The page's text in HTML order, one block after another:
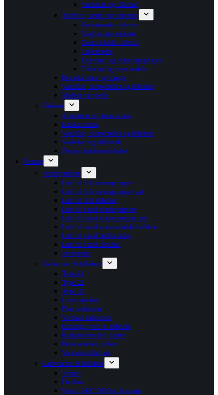
Ventilsæt og tilbehør
Toiletter, sæder og cisterner
Gulvstående toiletter
Væghængte toiletter
Douche bide toiletter
Toiletsæder
Cisterner og betjeningsplader
Tilbehør og reservedele
Brusekabiner og vægge
Vandlåse, stopventiler og tilbehør
Møbler og spejle
Køkken
Armaturer og termostater
Køkkenvaske
Vandlåse, stopventiler og tilbehør
Vaskekar og stålborde
Øvrige køkkenredskaber
Varme
Varmepumper
Luft til luft varmepumper
Luft til luft varmepumper sæt
Luft til luft tilbehør
Luft til vand varmepumper
Luft til vand varmepumper sæt
Luft til vand varmtvandsbeholdere
Luft til vand buffertanke
Luft til vand tilbehør
Jordvarme
Radiatorer & tilbehør
Type 11
Type 22
Type 33
Lavkonvektor
Plan radiatorer
Vertikal radiatorer
Bæringer, ben & tilbehør
Radiatorventiler, følere
Returventiler, følere
Varmeventilatorer
Gulvvarme & tilbehør
Shunte
Danfoss
Wavin AHC 9000 gulvvarme